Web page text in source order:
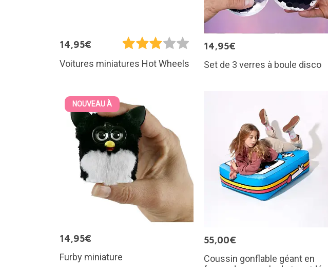
14,95€
Voitures miniatures Hot Wheels
14,95€
Set de 3 verres à boule disco
NOUVEAU À
14,95€
Furby miniature
55,00€
Coussin gonflable géant en